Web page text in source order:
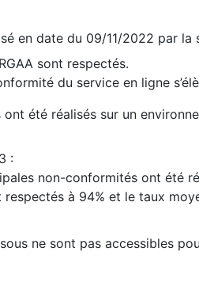
en date du 09/11/2022 par
sont respectés.
du service en ligne
été réalisés sur un
:
non-conformités ont été
respectés à 94% et le taux
ne sont pas accessibles